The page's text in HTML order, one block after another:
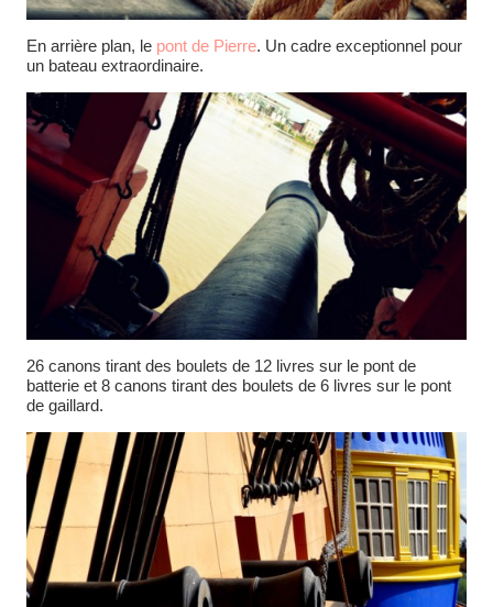
En arrière plan, le pont de Pierre. Un cadre exceptionnel pour
un bateau extraordinaire.
26 canons tirant des boulets de 12 livres sur le pont de
batterie et 8 canons tirant des boulets de 6 livres sur le pont
de gaillard.